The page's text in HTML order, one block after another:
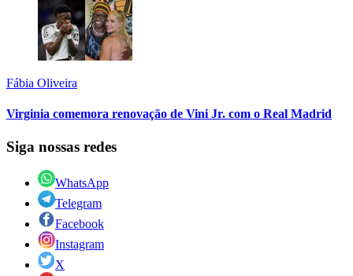
Fábia Oliveira
Virginia comemora renovação de Vini Jr. com o Real Madrid
Siga nossas redes
WhatsApp
Telegram
Facebook
Instagram
X